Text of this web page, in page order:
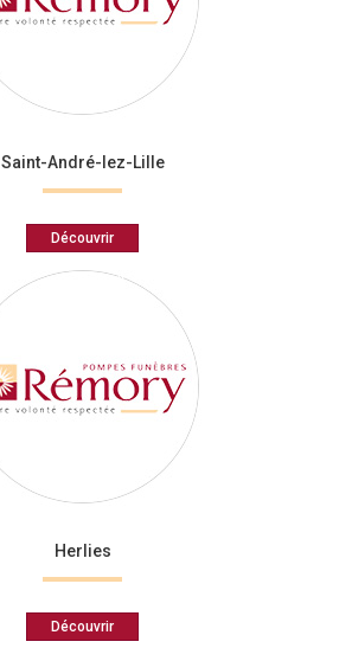
Saint-André-lez-Lille
Découvrir
Herlies
Découvrir